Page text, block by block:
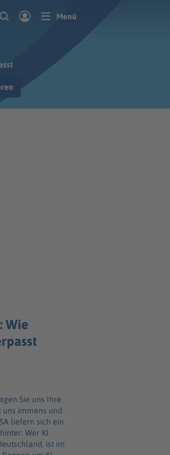
Menü
Wie
Sie uns Ihre
immens und
liefern sich ein
Wer KI
ist im